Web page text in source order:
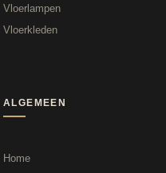
Vloerlampen
Vloerkleden
ALGEMEEN
Home